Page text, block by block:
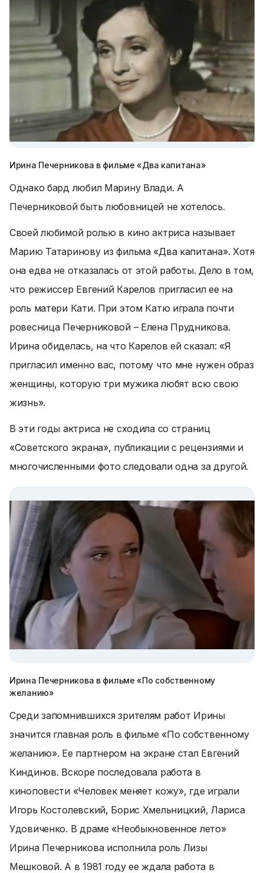
Ирина Печерникова в фильме «Два капитана»
Однако бард любил Марину Влади. А
Печерниковой быть любовницей не хотелось.
Своей любимой ролью в кино актриса называет
Марию Татаринову из фильма «Два капитана». Хотя
она едва не отказалась от этой работы. Дело в том,
что режиссер Евгений Карелов пригласил ее на
роль матери Кати. При этом Катю играла почти
ровесница Печерниковой – Елена Прудникова.
Ирина обиделась, на что Карелов ей сказал: «Я
пригласил именно вас, потому что мне нужен образ
женщины, которую три мужика любят всю свою
жизнь».
В эти годы актриса не сходила со страниц
«Советского экрана», публикации с рецензиями и
многочисленными фото следовали одна за другой.
Ирина Печерникова в фильме «По собственному
желанию»
Среди запомнившихся зрителям работ Ирины
значится главная роль в фильме «По собственному
желанию». Ее партнером на экране стал Евгений
Киндинов. Вскоре последовала работа в
киноповести «Человек меняет кожу», где играли
Игорь Костолевский, Борис Хмельницкий, Лариса
Удовиченко. В драме «Необыкновенное лето»
Ирина Печерникова исполнила роль Лизы
Мешковой. А в 1981 году ее ждала работа в